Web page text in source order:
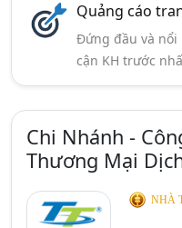
Quảng cáo
Đứng đầu và nổi
cận KH trước
Chi Nhánh -
Thương Mại
NHÀ